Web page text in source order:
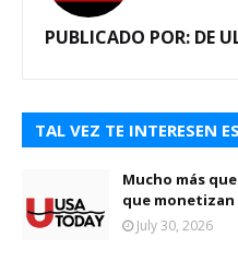
PUBLICADO POR: DE
TAL VEZ TE INTERESEN
Mucho más
que
July 30, 2026